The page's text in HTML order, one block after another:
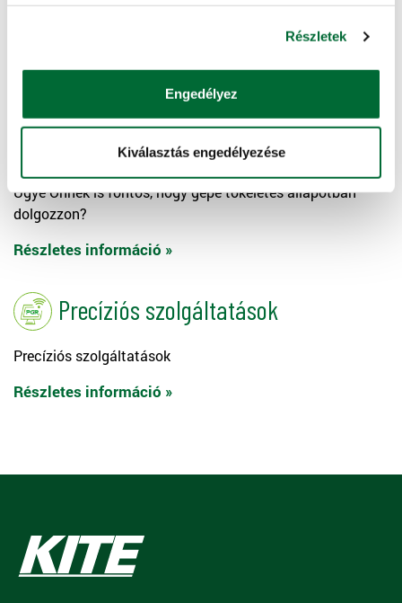
Részletek
Engedélyez
Kiválasztás engedélyezése
Szeretné a gépében rejlő lehetőségeket még
Részletes információ »
Szerviz
Ugye Önnek is fontos, hogy gépe tökéletes állapotban
dolgozzon?
Részletes információ »
Precíziós szolgáltatások
Precíziós szolgáltatások
Részletes információ »